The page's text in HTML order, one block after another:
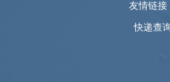
友情链接
快递查